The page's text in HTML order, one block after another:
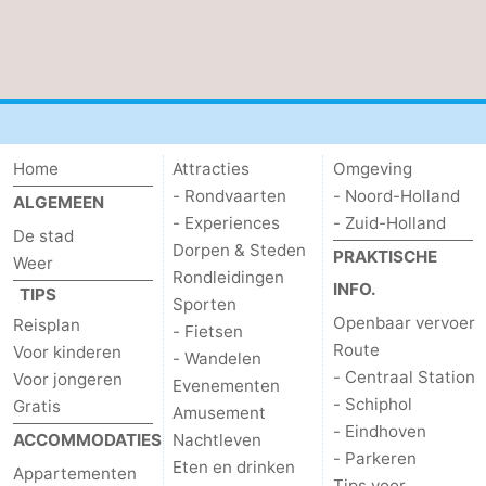
Home
ALGEMEEN
De stad
Weer
TIPS
Reisplan
Voor kinderen
Voor jongeren
Gratis
ACCOMMODATIES
Appartementen
Attracties
- Rondvaarten
- Experiences
Dorpen & Steden
Rondleidingen
Sporten
- Fietsen
- Wandelen
Evenementen
Amusement
Nachtleven
Eten en drinken
Omgeving
- Noord-Holland
- Zuid-Holland
PRAKTISCHE
INFO.
Openbaar vervoer
Route
- Centraal Station
- Schiphol
- Eindhoven
- Parkeren